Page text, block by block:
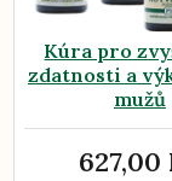
Kúra pro
zdatnosti a
mužů
627,00